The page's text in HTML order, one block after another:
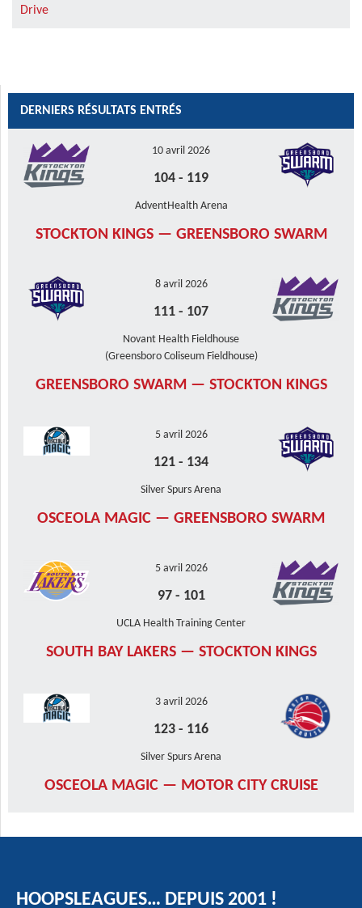
Drive
DERNIERS RÉSULTATS ENTRÉS
10 avril 2026
104 - 119
AdventHealth Arena
STOCKTON KINGS — GREENSBORO SWARM
8 avril 2026
111 - 107
Novant Health Fieldhouse
(Greensboro Coliseum Fieldhouse)
GREENSBORO SWARM — STOCKTON KINGS
5 avril 2026
121 - 134
Silver Spurs Arena
OSCEOLA MAGIC — GREENSBORO SWARM
5 avril 2026
97- 101
UCLA Health Training Center
SOUTH BAY LAKERS — STOCKTON KINGS
3 avril 2026
123 - 116
Silver Spurs Arena
OSCEOLA MAGIC — MOTOR CITY CRUISE
HOOPSLEAGUES… DEPUIS 2001 !